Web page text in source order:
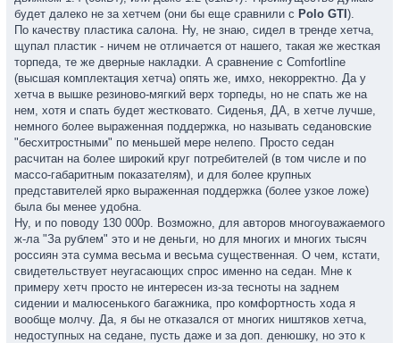
будет далеко не за хетчем (они бы еще сравнили с Polo GTI ).
По качеству пластика салона. Ну, не знаю, сидел в тренде хетча,
щупал пластик - ничем не отличается от нашего, такая же жесткая
торпеда, те же дверные накладки. А сравнение с Comfortline
(высшая комплектация хетча) опять же, имхо, некорректно. Да у
хетча в вышке резиново-мягкий верх торпеды, но не спать же на
нем, хотя и спать будет жестковато. Сиденья, ДА, в хетче лучше,
немного более выраженная поддержка, но называть седановские
"бесхитростными" по меньшей мере нелепо. Просто седан
расчитан на более широкий круг потребителей (в том числе и по
массо-габаритным показателям), и для более крупных
представителей ярко выраженная поддержка (более узкое ложе)
была бы менее удобна.
Ну, и по поводу 130 000р. Возможно, для авторов многоуважаемого
ж-ла "За рублем" это и не деньги, но для многих и многих тысяч
россиян эта сумма весьма и весьма существенная. О чем, кстати,
свидетельствует неугасающих спрос именно на седан. Мне к
примеру хетч просто не интересен из-за тесноты на заднем
сидении и малюсенького багажника, про комфортность хода я
вообще молчу. Да, я бы не отказался от многих ништяков хетча,
недоступных на седане, пусть даже и за доп. денюшку, но это к